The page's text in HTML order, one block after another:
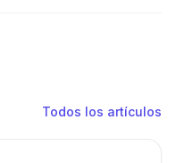
Todos los artículos